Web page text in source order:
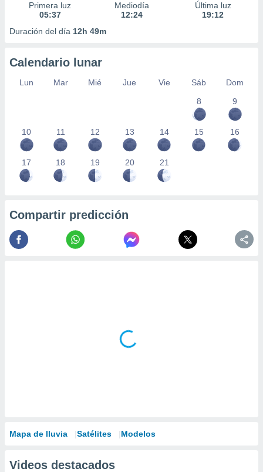
Primera luz
05:37
Mediodía
12:24
Última luz
19:12
Duración del día 12h 49m
Calendario lunar
Lun Mar Mié Jue Vie Sáb
Dom
8
9
10 11 12 13 14 15 16
17 18 19 20 21
Compartir predicción
Mapa de lluvia Satélites Modelos
Videos destacados